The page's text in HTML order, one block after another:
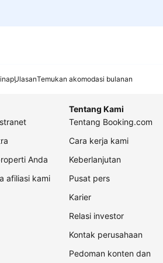
UlasanTemukan akomodasi bulanan
Anda
afiliasi kami
Tentang Kami
Tentang Booking.com
Cara kerja kami
Keberlanjutan
Pusat pers
Karier
Relasi investor
Kontak perusahaan
Pedoman konten dan